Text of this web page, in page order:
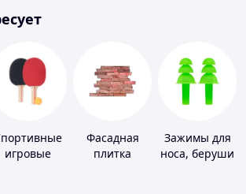
игровые
Фасадная
плитка
Зажимы для
носа, беруши